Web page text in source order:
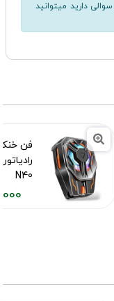
دارید میتوانید
فن
N40
کد محصول